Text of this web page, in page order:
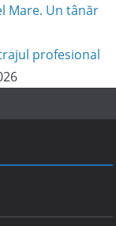
Mare. Un tânăr
profesional